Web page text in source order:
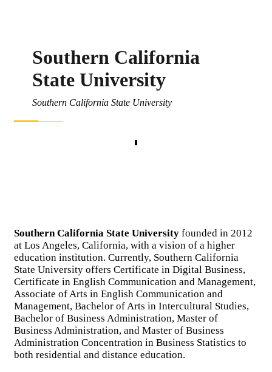
Southern California
State University
Southern California State University
Southern California State University founded in 2012
at Los Angeles, California, with a vision of a higher
education institution. Currently, Southern California
State University offers Certificate in Digital Business,
Certificate in English Communication and Management,
Associate of Arts in English Communication and
Management, Bachelor of Arts in Intercultural Studies,
Bachelor of Business Administration, Master of
Business Administration, and Master of Business
Administration Concentration in Business Statistics to
both residential and distance education.